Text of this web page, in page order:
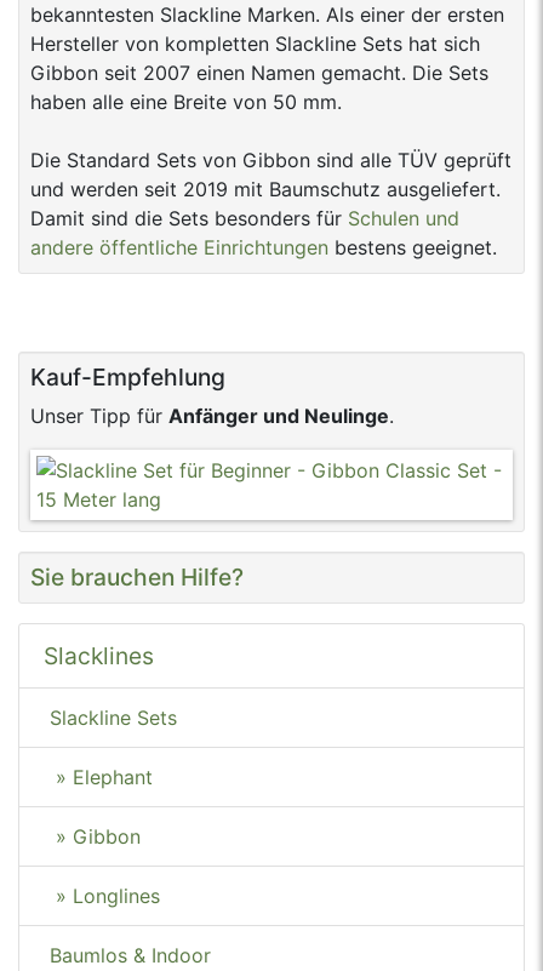
bekanntesten Slackline Marken. Als einer der ersten
Hersteller von kompletten Slackline Sets hat sich
Gibbon seit 2007 einen Namen gemacht. Die Sets
haben alle eine Breite von 50 mm.
Die Standard Sets von Gibbon sind alle TÜV geprüft
und werden seit 2019 mit Baumschutz ausgeliefert.
Damit sind die Sets besonders für Schulen und
andere öffentliche Einrichtungen bestens geeignet.
Kauf-Empfehlung
Unser Tipp für Anfänger und Neulinge.
Sie brauchen Hilfe?
Slacklines
Slackline Sets
» Elephant
» Gibbon
» Longlines
Baumlos & Indoor